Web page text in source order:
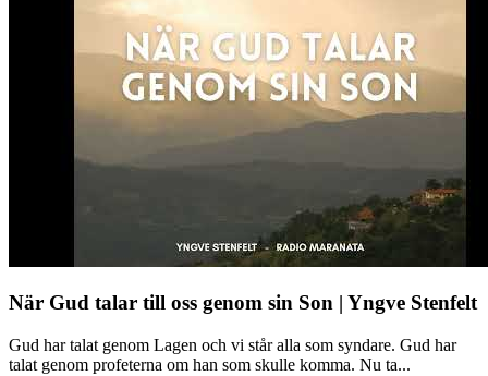
När Gud talar till oss genom sin Son | Yngve Stenfelt
Gud har talat genom Lagen och vi står alla som syndare. Gud har
talat genom profeterna om han som skulle komma. Nu ta...